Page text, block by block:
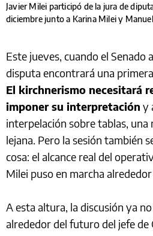
Javier Milei participó de la jura de
diciembre junto a Karina Milei y
Este jueves, cuando el Senado
disputa encontrará una
El kirchnerismo necesitará
imponer su interpretación y
interpelación sobre tablas, una
lejana. Pero la sesión también
cosa: el alcance real del
Milei puso en marcha
A esta altura, la discusión ya
alrededor del futuro del jefe de